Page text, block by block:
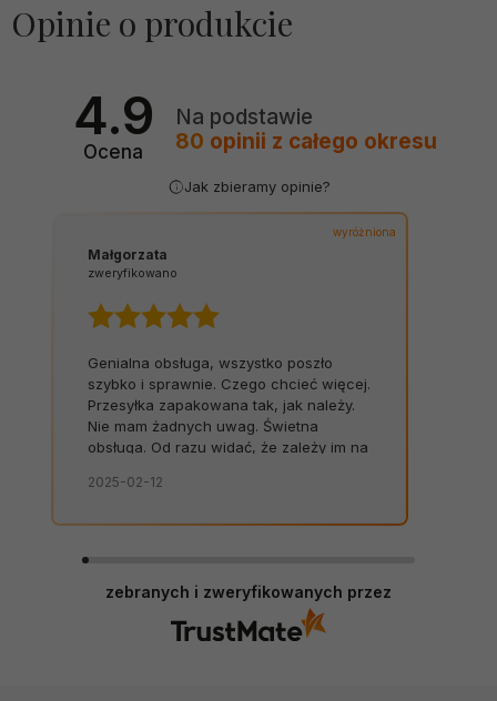
Opinie o produkcie
4.9
Ocena
Na podstawie
80 opinii z całego okresu
Jak zbieramy opinie?
wyróżniona
Małgorzata
zweryfikowano
Genialna obsługa, wszystko poszło
szybko i sprawnie. Czego chcieć więcej.
Przesyłka zapakowana tak, jak należy.
Nie mam żadnych uwag. Świetna
obsługa. Od razu widać, że zależy im na
czas, bez zbędnych nerwów. Sklep bez
2025-02-12
zebranych i zweryfikowanych przez